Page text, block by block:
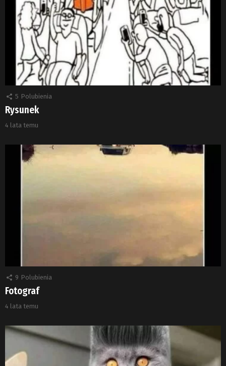
5 Polubienia
Rysunek
4 lata temu
9 Polubienia
Fotograf
4 lata temu